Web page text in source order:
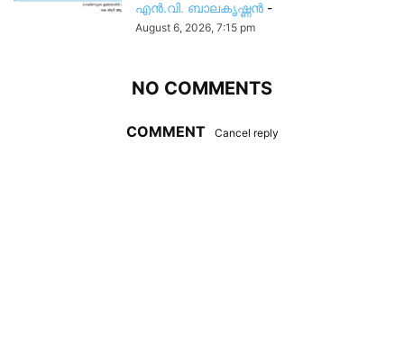
എൻ.വി. ബാലകൃഷ്ണൻ -
August 6, 2026, 7:15 pm
NO COMMENTS
COMMENT Cancel reply